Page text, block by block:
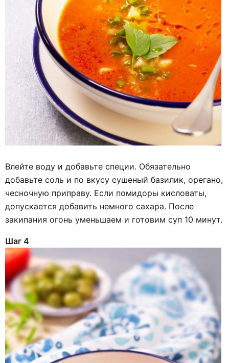
Влейте воду и добавьте специи. Обязательно
добавьте соль и по вкусу сушеный базилик, орегано,
чесночную приправу. Если помидоры кисловаты,
допускается добавить немного сахара. После
закипания огонь уменьшаем и готовим суп 10 минут.
Шаг 4